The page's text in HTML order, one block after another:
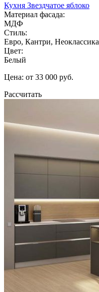
Кухня Звездчатое яблоко
Материал фасада:
МДФ
Стиль:
Евро, Кантри, Неоклассика
Цвет:
Белый
Цена: от 33 000 руб.
Рассчитать